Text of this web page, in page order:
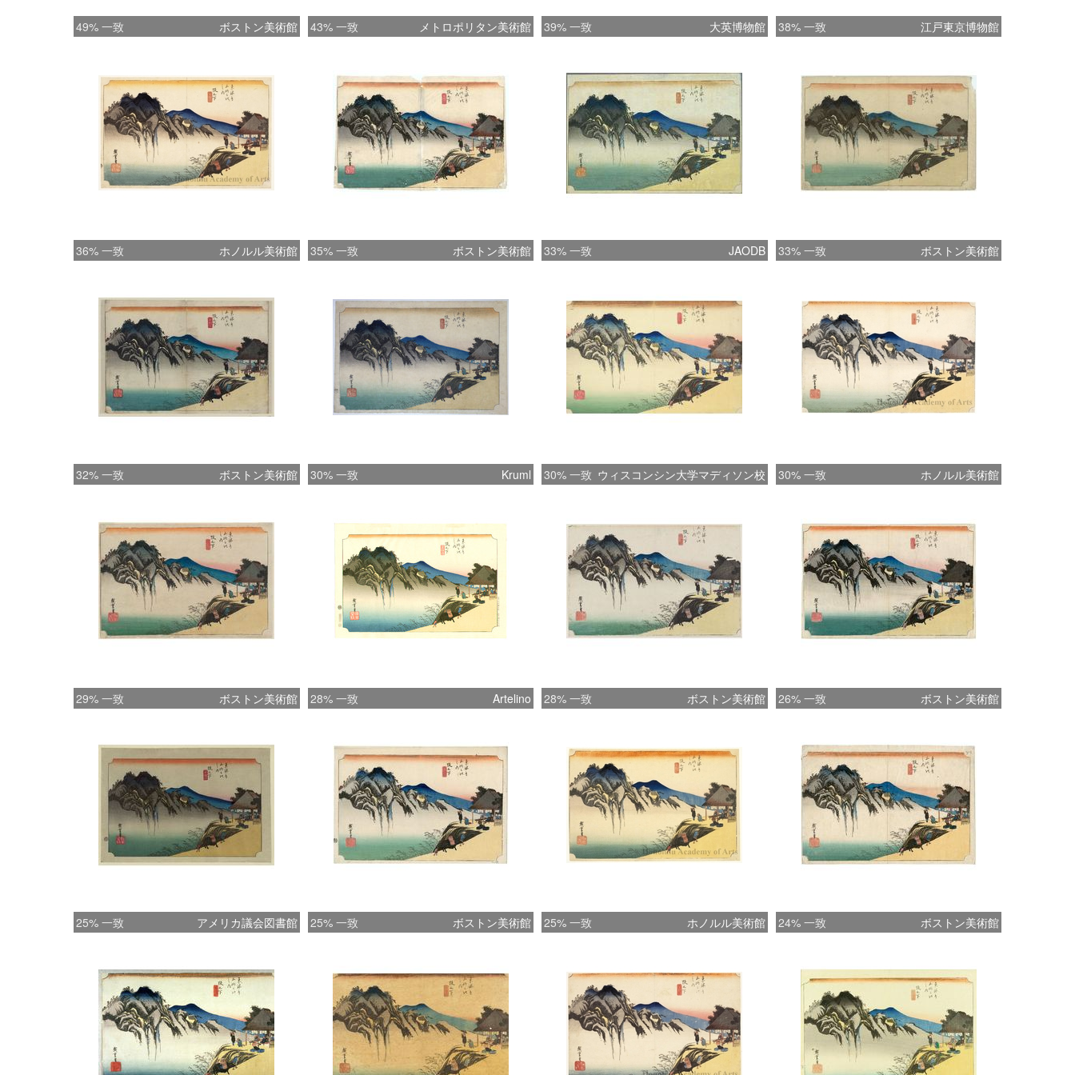
49% 一致 ボストン美術館 43% 一致 メトロポリタン美術館 39% 一致 大英博物館 38% 一致 江戸東京博物館
36% 一致 ホノルル美術館 35% 一致 ボストン美術館 33% 一致 JAODB 33% 一致 ボストン美術館
32% 一致 ボストン美術館 30% 一致 Kruml 30% 一致 ウィスコンシン大学マディソン校 30% 一致 ホノルル美術館
29% 一致 ボストン美術館 28% 一致 Artelino 28% 一致 ボストン美術館 26% 一致 ボストン美術館
25% 一致 アメリカ議会図書館 25% 一致 ボストン美術館 25% 一致 ホノルル美術館 24% 一致 ボストン美術館